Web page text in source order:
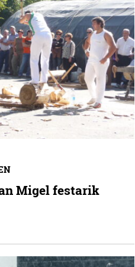
Migel festarik